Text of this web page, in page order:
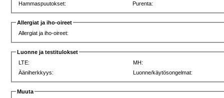
Hammaspuutokset:
Purenta:
Allergiat ja iho-oireet
Allergiat ja iho-oireet:
Luonne ja testitulokset
LTE:
MH:
Ääniherkkyys:
Luonne/käytösongelmat:
Muuta